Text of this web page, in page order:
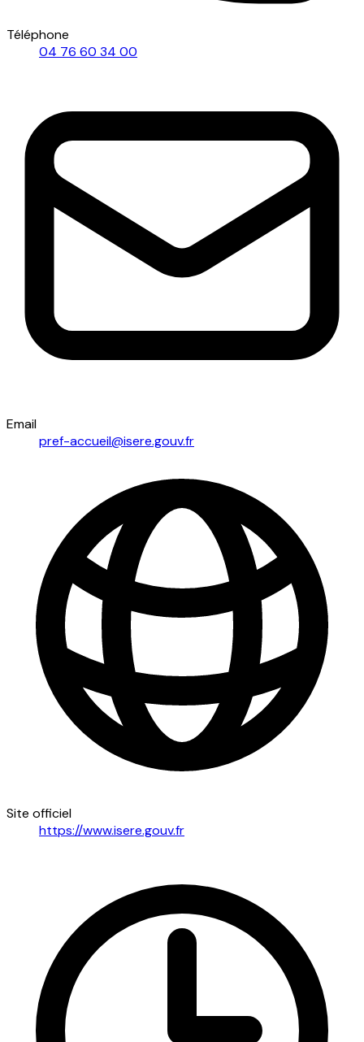
Téléphone
04 76 60 34 00
Email
pref-accueil@isere.gouv.fr
Site officiel
https://www.isere.gouv.fr